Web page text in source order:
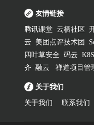
友情链接
腾讯课堂 云栖社区
云
美团点评技术团
四叶草安全 码云
齐 融云 禅道项目管
关于我们
关于我们 联系我们